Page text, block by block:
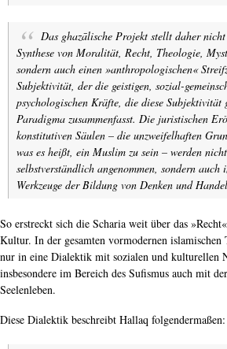
Das ghazālische Projekt stellt daher
Synthese von Moralität, Recht, Theologie,
sondern auch einen »anthropologischen«
Subjektivität, der die geistigen, sozial-
psychologischen Kräfte, die diese Subjektivität
Paradigma zusammenfasst. Die juristischen
konstitutiven Säulen – die unzweifelhaften
was es heißt, ein Muslim zu sein – werden
selbstverständlich angenommen, sondern auch
Werkzeuge der Bildung von Denken und
So erstreckt sich die Scharia weit über das
Kultur. In der gesamten vormodernen
nur in eine Dialektik mit sozialen und kulturellen
insbesondere im Bereich des Sufismus auch mit
Seelenleben.
Diese Dialektik beschreibt Hallaq folgendermaßen: